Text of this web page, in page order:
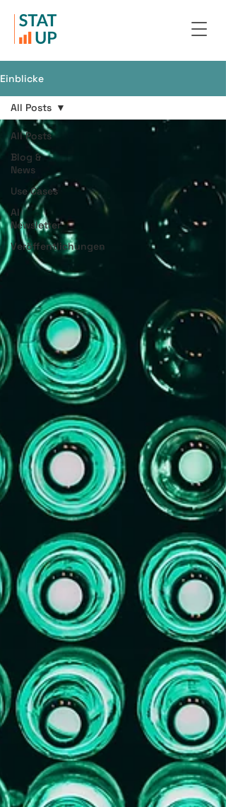
Einblicke
All Posts
Blog &
News
Use Cases
AI
Newsletter
Veröffentlichungen
All Posts